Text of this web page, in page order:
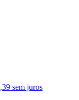
sem juros